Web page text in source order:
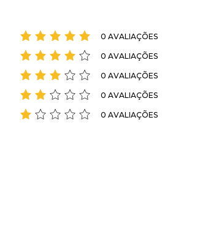
0 AVALIAÇÕES
0 AVALIAÇÕES
0 AVALIAÇÕES
0 AVALIAÇÕES
0 AVALIAÇÕES